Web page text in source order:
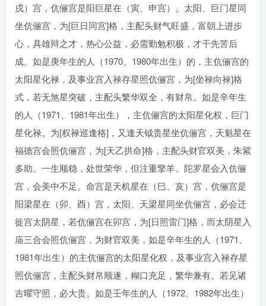
戌）宫，伉俪宫是阳巨星在（寅、申宫）。太阳、巨门星同
坐伉俪宫，为[巨日同宫]格，主配头财气旺盛，富朝上进步
心，具雄辩之才，热心公益，必需勤勉积极，才干先苦后
成。如是庚年生的人（1970、1980年出生）的，主伉俪宫的
太阳星化禄，及事业宫入禄存星照伉俪宫，为[坐禄向禄]格
式，若无煞星突破，主配头繁华双全，有财帛。如是辛年生
的人（1971、1981年出生），主伉俪宫的太阳星化权，巨门
星化禄。为[权禄巡逢格]，又逢天钺贵星坐伉俪宫，天魁星在
福德宫会照伉俪宫，为[天乙拱命]格，主配头财官双美，朱紫
多助。一生顺稳，处世荣华，但注重擎羊、陀罗星会入伉俪
宫，会美中不足。命宫是天机星在（巳、亥）宫，伉俪宫是
阳梁星在（卯、酉）宫，太阳、天梁星同坐伉俪宫，必会迁
徙宫太阴星，若伉俪宫在卯宫，为[日照雷门]格，而太阴星入
庙三合会照伉俪宫，为财官双美，如是辛年生的人（1971、
1981年出生）的主伉俪宫的太阳星化权，及事业宫入禄存星
照伉俪宫，主配头财帛顺遂，糊口充足，繁华兼有。若见诸
吉曜守照，必大贵。如是壬年生的人（1972、1982年出生）